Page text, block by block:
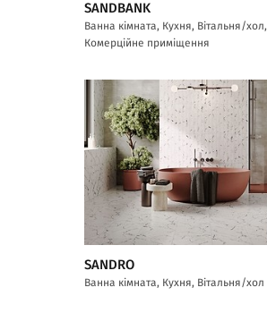
SANDBANK
Ванна кімната, Кухня, Вітальня/хол,
Комерційне приміщення
SANDRO
Ванна кімната, Кухня, Вітальня/хол